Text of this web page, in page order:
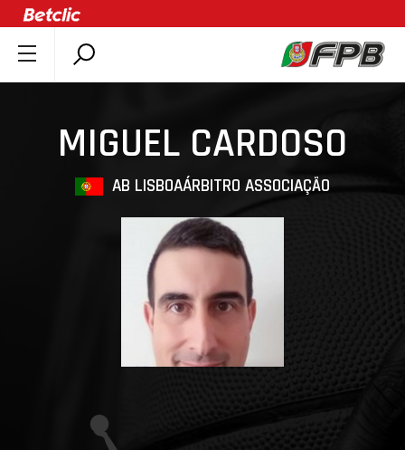
SOBRE A FPB
DOCUMENTOS
ÚLTIMAS
COMPETIÇÕES
ASSOCIAÇÕES
MINIBASQUETE
PROJETOS
AB LISBOAÁRBITRO ASSOCIAÇÃO
MIGUEL CARDOSO